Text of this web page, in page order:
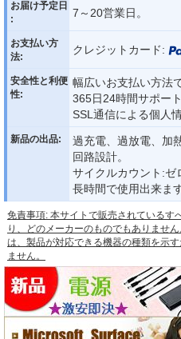
お届け予定日
:
7～20営業日。
お支払い方
法:
クレジットカード:
安全性と利便
性:
幅広いお支払い方法
365日24時間サポー
SSL通信による個人
新品の出品:
過充電、過放電、加
回路設計。
サイクルカウント:ゼ
長時間で使用出来ます
免責事項: 本サイトで販売されているす
り、どのメーカーのものでもありませ
は、製品が対応できる機器の種類を示
ません。